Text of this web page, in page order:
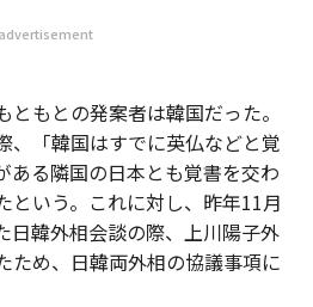
advertisement
もとの発案者は韓国だった。
、「韓国はすでに英仏などと覚
ある隣国の日本とも覚書を交わ
という。これに対し、昨年11月
日韓外相会談の際、上川陽子外
ため、日韓両外相の協議事項に